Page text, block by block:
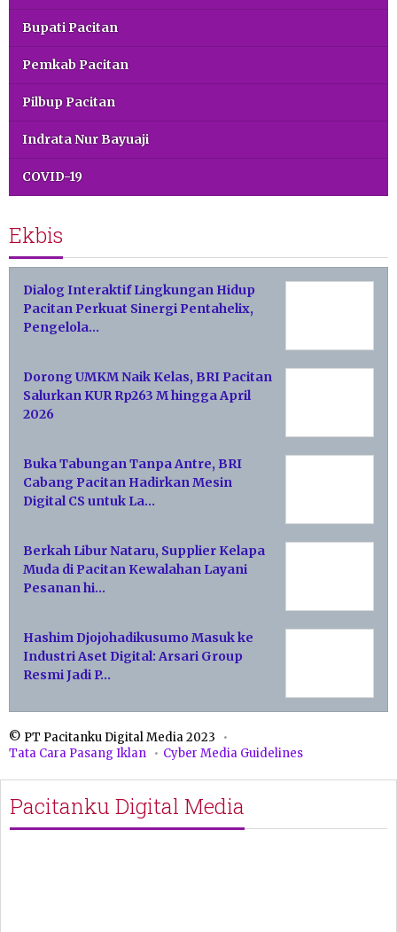
Bupati Pacitan
Pemkab Pacitan
Pilbup Pacitan
Indrata Nur Bayuaji
COVID-19
Ekbis
Dialog Interaktif Lingkungan Hidup
Pacitan Perkuat Sinergi Pentahelix,
Pengelola…
Dorong UMKM Naik Kelas, BRI Pacitan
Salurkan KUR Rp263 M hingga April
2026
Buka Tabungan Tanpa Antre, BRI
Cabang Pacitan Hadirkan Mesin
Digital CS untuk La…
Berkah Libur Nataru, Supplier Kelapa
Muda di Pacitan Kewalahan Layani
Pesanan hi…
Hashim Djojohadikusumo Masuk ke
Industri Aset Digital: Arsari Group
Resmi Jadi P…
© PT Pacitanku Digital Media 2023
Tata Cara Pasang Iklan
Cyber Media Guidelines
Pacitanku Digital Media